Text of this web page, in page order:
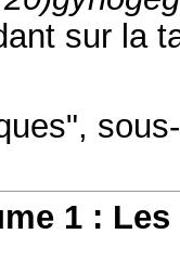
sur la
1 :